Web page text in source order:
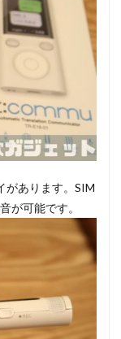
があります。SIM
が可能です。